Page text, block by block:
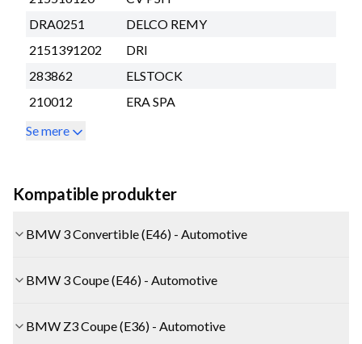
DRA0251
DELCO REMY
2151391202
DRI
283862
ELSTOCK
210012
ERA SPA
Se mere
Kompatible produkter
BMW 3 Convertible (E46) - Automotive
BMW 3 Coupe (E46) - Automotive
BMW Z3 Coupe (E36) - Automotive